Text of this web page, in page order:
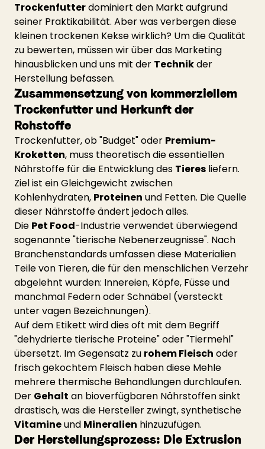
Trockenfutter dominiert den Markt aufgrund
seiner Praktikabilität. Aber was verbergen diese
kleinen trockenen Kekse wirklich? Um die Qualität
zu bewerten, müssen wir über das Marketing
hinausblicken und uns mit der Technik der
Herstellung befassen.
Zusammensetzung von kommerziellem
Trockenfutter und Herkunft der
Rohstoffe
Trockenfutter, ob "Budget" oder Premium-
Kroketten, muss theoretisch die essentiellen
Nährstoffe für die Entwicklung des Tieres liefern.
Ziel ist ein Gleichgewicht zwischen
Kohlenhydraten, Proteinen und Fetten. Die Quelle
dieser Nährstoffe ändert jedoch alles.
Die Pet Food-Industrie verwendet überwiegend
sogenannte "tierische Nebenerzeugnisse". Nach
Branchenstandards umfassen diese Materialien
Teile von Tieren, die für den menschlichen Verzehr
abgelehnt wurden: Innereien, Köpfe, Füsse und
manchmal Federn oder Schnäbel (versteckt
unter vagen Bezeichnungen).
Auf dem Etikett wird dies oft mit dem Begriff
"dehydrierte tierische Proteine" oder "Tiermehl"
übersetzt. Im Gegensatz zu rohem Fleisch oder
frisch gekochtem Fleisch haben diese Mehle
mehrere thermische Behandlungen durchlaufen.
Der Gehalt an bioverfügbaren Nährstoffen sinkt
drastisch, was die Hersteller zwingt, synthetische
Vitamine und Mineralien hinzuzufügen.
Der Herstellungsprozess: Die Extrusion